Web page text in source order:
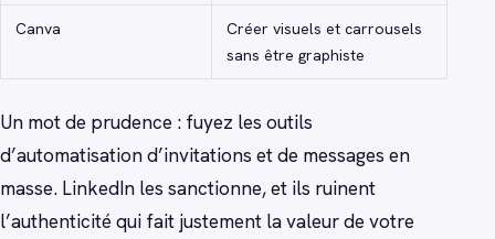
Canva
Créer visuels et carrousels
sans être graphiste
Un mot de prudence : fuyez les outils
d’automatisation d’invitations et de messages en
masse. LinkedIn les sanctionne, et ils ruinent
l’authenticité qui fait justement la valeur de votre